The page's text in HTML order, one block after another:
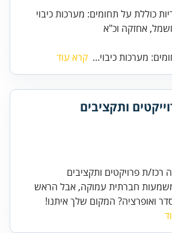
כוללת על תחומים: מערכות כיבוי
מערכות כיבוי... קרא עוד
ותקציבים
רכז/ת פרויקטים ותקציבים
חברתית עמוקה, אבל הראש
ואופרציה? המקום שלך איתנו!